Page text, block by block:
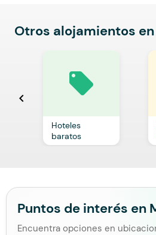
Otros alojamientos
chevron_left
local_offer
Hoteles
baratos
Puntos de interés en
Encuentra opciones en